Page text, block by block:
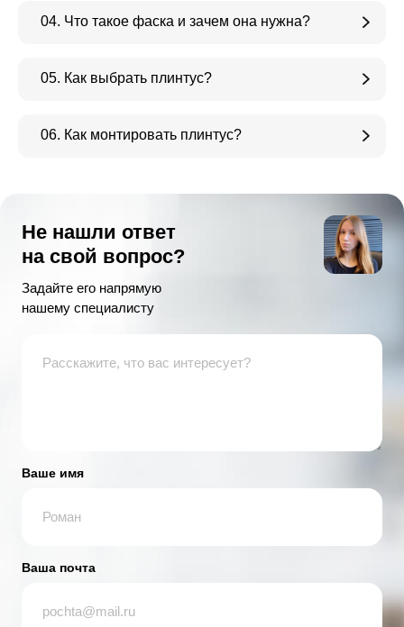
04. Что такое фаска и зачем она нужна?
05. Как выбрать плинтус?
06. Как монтировать плинтус?
Не нашли ответ
на свой вопрос?
Задайте его напрямую
нашему специалисту
Ваше имя
Ваша почта